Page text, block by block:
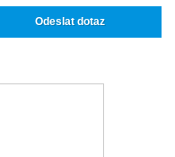
Odeslat dotaz